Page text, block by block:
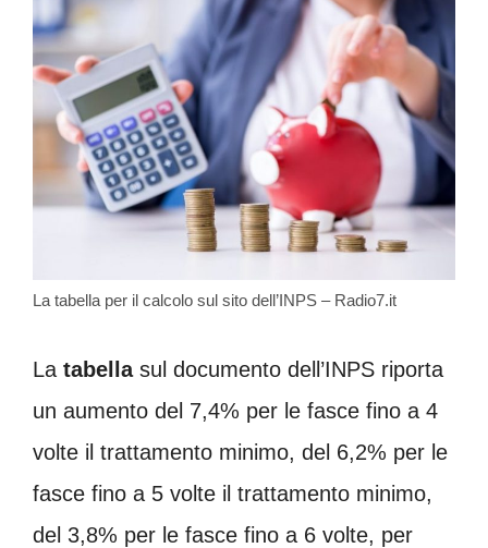
La tabella per il calcolo sul sito dell’INPS – Radio7.it
La tabellasul documento dell’INPS riporta
un aumento del 7,4% per le fasce fino a 4
volte il trattamento minimo, del 6,2% per le
fasce fino a 5 volte il trattamento minimo,
del 3,8% per le fasce fino a 6 volte, per